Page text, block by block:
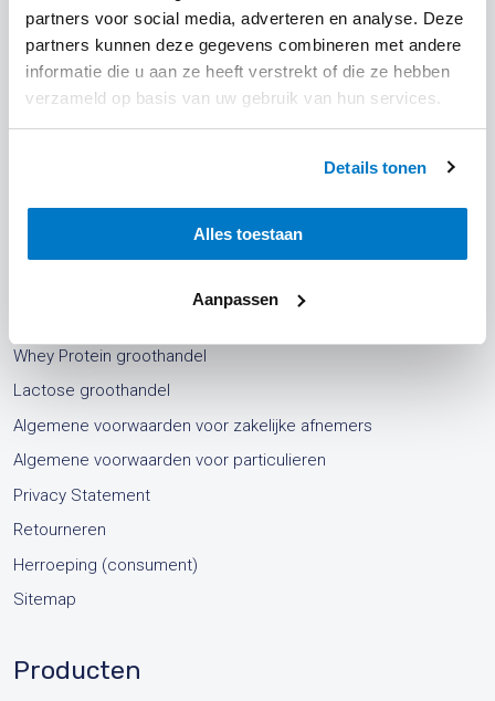
partners voor social media, adverteren en analyse. Deze
partners kunnen deze gegevens combineren met andere
informatie die u aan ze heeft verstrekt of die ze hebben
verzameld op basis van uw gebruik van hun services.
Details tonen
Alles toestaan
Aanpassen
Klantenservice
Whey Protein groothandel
Lactose groothandel
Algemene voorwaarden voor zakelijke afnemers
Algemene voorwaarden voor particulieren
Privacy Statement
Retourneren
Herroeping (consument)
Sitemap
Producten